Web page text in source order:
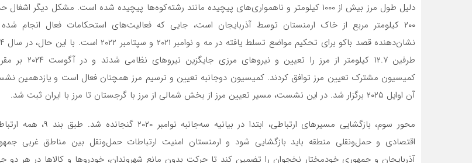
دلیل طول مرز بیش از ۱۰۰۰ کیلومتر و ناهمواری‌های پیچیده مانند رشته‌کوه‌ها پیچیده شده است. مشکل دیگر اشغال
۲۰۰ کیلومتر مربع از خاک ارمنستان توسط آذربایجان است، جایی که فعالیت‌های استحکامات فعال انجام
نشان‌دهنده قصد
طرفین ۱۲.۷ کیلومتر از مرز را تعیین و نیروهای مرزی جایگزین
کمیسیون مشترک تعیین مرز توافق کردند. کمیسیون دوجانبه تعیین و ترسیم مرز همچنان فعال است و یازدهمین
آن اوایل ۲۰۲۵ برگزار شد. در این نشست، مسیر تعیین مرز از بخش شمالی از مرز با گرجستان تا مرز با ایران ثبت شد.
محور سوم، بازگشایی مسیرهای ارتباطی، ابتدا در بیانیه سه‌جانبه نوامبر ۲۰۲۰ گنجانده
اقتصادی و حمل‌ونقلی منطقه باید بازگشایی شود و ارمنستان امنیت ارتباطات حمل‌ونقل بین مناطق غربی
آذربایجان و جمهوری خودمختار نخجوان را تضمین کند تا حرکت بدون مانع شهروندان، خودروها و کالاها در هر دو